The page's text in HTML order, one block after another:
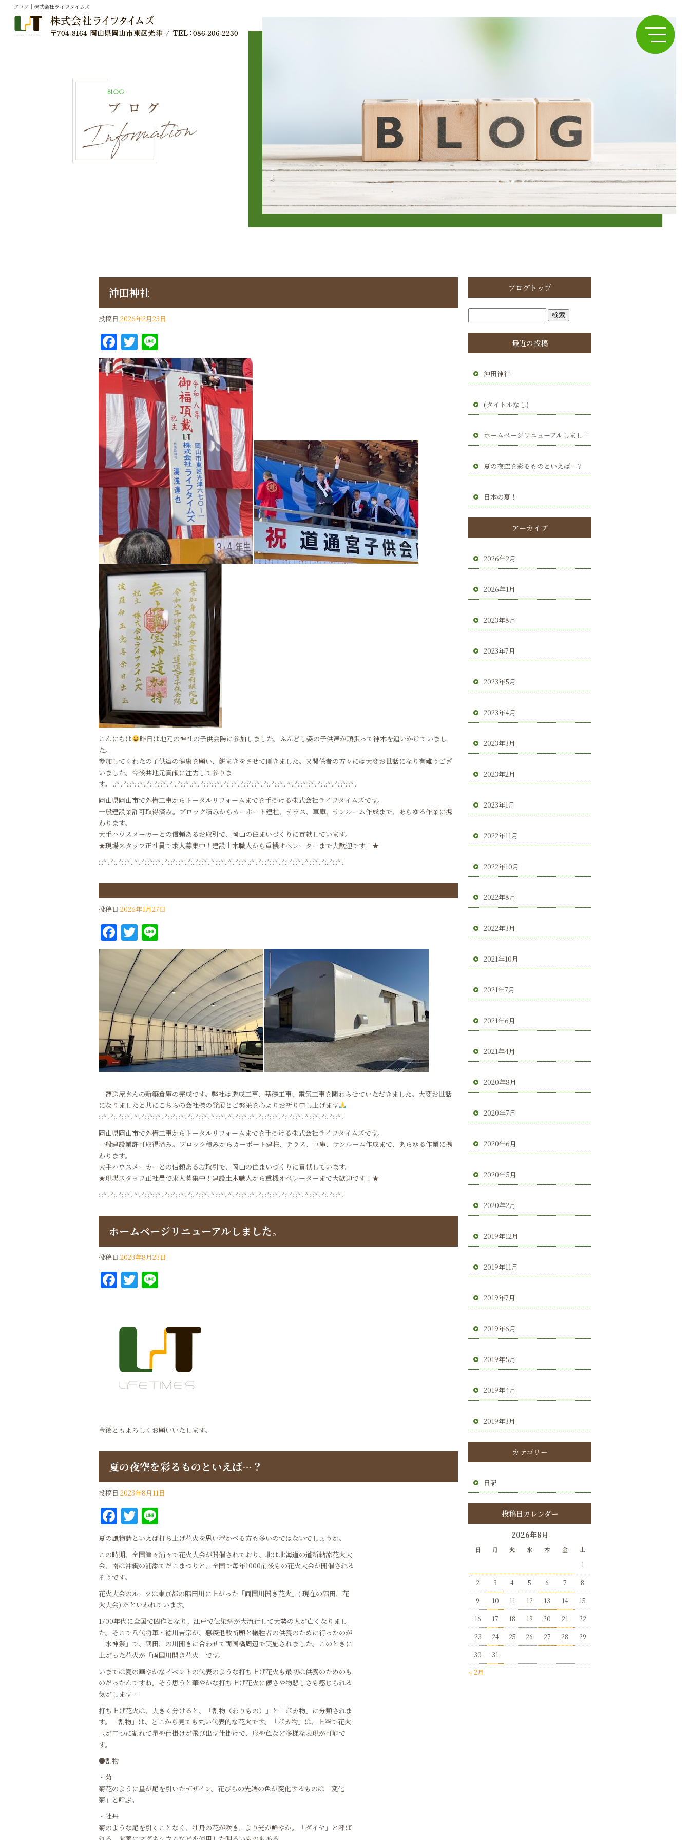
ブログ｜株式会社ライフタイムズ
沖田神社
投稿日 2026年2月23日
Facebook
Twitter
こんにちは
昨日は地元の神社の子供会陽に参加しました。ふんどし姿の子供達が頑張って神木を追いかけていまし
た。
参加してくれたの子供達の健康を願い、餅まきをさせて頂きました。又関係者の方々には大変お世話になり有難うござ
いました。今後共地元貢献に注力して参りま
す。:.:*:.:*:.:*:.:*:.:*:.:*:.:*:.:*:.:*:.:*:.:*:.:*:.:*:.:*:.:*::.:*:.:*:.:*:.:*:.:*:.:*:.:*:.:*:.:*:.:*:.:*:.:*::.:*:.:*:.:*:.:*:.:
岡山県岡山市で外構工事からトータルリフォームまでを手掛ける株式会社ライフタイムズです。
一般建設業許可取得済み。ブロック積みからカーポート建柱、テラス、車庫、サンルーム作成まで、あらゆる作業に携
わります。
大手ハウスメーカーとの信頼あるお取引で、岡山の住まいづくりに貢献しています。
★現場スタッフ正社員で求人募集中！建設土木職人から重機オペレーターまで大歓迎です！★
:.:*:.:*:.:*:.:*:.:*:.:*:.:*:.:*:.:*:.:*:.:*:.:*:.:*:.:*:.:*::.:*:.:*:.:*:.:*:.:*:.:*:.:*:.:*:.:*:.:*:.:*:.:*::.:*:.:*:.:*:.:*:.:
投稿日 2026年1月27日
Facebook
Twitter
運送屋さんの新築倉庫の完成です。弊社は造成工事、基礎工事、電気工事を関わらせていただきました。大変お世話
になりましたと共にこちらの会社様の発展とご繁栄を心よりお祈り申し上げます
:.:*:.:*:.:*:.:*:.:*:.:*:.:*:.:*:.:*:.:*:.:*:.:*:.:*:.:*:.:*::.:*:.:*:.:*:.:*:.:*:.:*:.:*:.:*:.:*:.:*:.:*:.:*::.:*:.:*:.:*:.:*:.:
岡山県岡山市で外構工事からトータルリフォームまでを手掛ける株式会社ライフタイムズです。
一般建設業許可取得済み。ブロック積みからカーポート建柱、テラス、車庫、サンルーム作成まで、あらゆる作業に携
わります。
大手ハウスメーカーとの信頼あるお取引で、岡山の住まいづくりに貢献しています。
★現場スタッフ正社員で求人募集中！建設土木職人から重機オペレーターまで大歓迎です！★
:.:*:.:*:.:*:.:*:.:*:.:*:.:*:.:*:.:*:.:*:.:*:.:*:.:*:.:*:.:*::.:*:.:*:.:*:.:*:.:*:.:*:.:*:.:*:.:*:.:*:.:*:.:*::.:*:.:*:.:*:.:*:.:
ホームページリニューアルしました。
投稿日 2023年8月23日
Facebook
Twitter
今後ともよろしくお願いいたします。
夏の夜空を彩るものといえば…？
投稿日 2023年8月11日
Facebook
Twitter
夏の風物詩といえば打ち上げ花火を思い浮かべる方も多いのではないでしょうか。
この時期、全国津々浦々で花火大会が開催されており、北は北海道の道新納涼花火大
会、南は沖縄の浦添てだこまつりと、全国で毎年1000前後もの花火大会が開催される
そうです。
花火大会のルーツは東京都の隅田川に上がった「両国川開き花火」( 現在の隅田川花
火大会) だといわれています。
1700年代に全国で凶作となり、江戸で伝染病が大流行して大勢の人が亡くなりまし
た。そこで八代将軍・徳川吉宗が、悪疫退散祈願と犠牲者の供養のために行ったのが
「水神祭」で、隅田川の川開きに合わせて両国橋周辺で実施されました。このときに
上がった花火が「両国川開き花火」です。
いまでは夏の華やかなイベントの代表のような打ち上げ花火も最初は供養のためのも
のだったんですね。そう思うと華やかな打ち上げ花火に儚さや物悲しさも感じられる
気がします…
打ち上げ花火は、大きく分けると、「割物（わりもの）」と「ポカ物」に分類されま
す。「割物」は、どこから見ても丸い代表的な花火です。「ポカ物」は、上空で花火
玉が二つに割れて星や仕掛けが飛び出す仕掛けで、形や色など多様な表現が可能で
す。
●割物
・菊
菊花のように星が尾を引いたデザイン。花びらの先端の色が変化するものは「変化
菊」と呼ぶ。
・牡丹
菊のような尾を引くことなく、牡丹の花が咲き、より光が鮮やか。「ダイヤ」と呼ば
ブログトップ
最近の投稿
沖田神社
(タイトルなし)
ホームページリニューアルしました。
夏の夜空を彩るものといえば…？
日本の夏！
アーカイブ
2026年2月
2026年1月
2023年8月
2023年7月
2023年5月
2023年4月
2023年3月
2023年2月
2023年1月
2022年11月
2022年10月
2022年8月
2022年3月
2021年10月
2021年7月
2021年6月
2021年4月
2020年8月
2020年7月
2020年6月
2020年5月
2020年2月
2019年12月
2019年11月
2019年7月
2019年6月
2019年5月
2019年4月
2019年3月
カテゴリー
日記
投稿日カレンダー
2026年8月
日 月 火 水 木 金 土
« 2月
1
2 3 4 5 6 7 8
9 10 11 12 13 14 15
16 17 18 19 20 21 22
23 24 25 26 27 28 29
30 31